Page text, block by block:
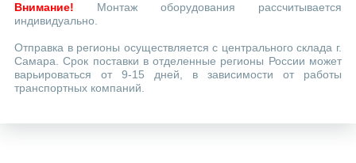
Внимание! Монтаж оборудования рассчитывается
индивидуально.
Отправка в регионы осуществляется с центрального склада г.
Самара. Срок поставки в отделенные регионы России может
варьироваться от 9-15 дней, в зависимости от работы
транспортных компаний.